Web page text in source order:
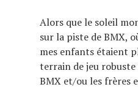
Alors que le soleil
sur la piste de BMX,
mes enfants étaient
terrain de jeu
BMX et/ou les frères